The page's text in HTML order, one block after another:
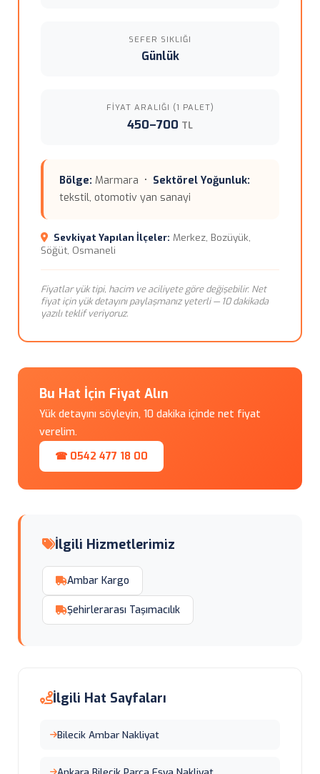
SEFER SIKLIĞI
Günlük
FIYAT ARALIĞI (1 PALET)
450–700 TL
Bölge: Marmara • Sektörel Yoğunluk:
tekstil, otomotiv yan sanayi
Sevkiyat Yapılan İlçeler: Merkez, Bozüyük,
Söğüt, Osmaneli
Fiyatlar yük tipi, hacim ve aciliyete göre değişebilir. Net
fiyat için yük detayını paylaşmanız yeterli — 10 dakikada
yazılı teklif veriyoruz.
Bu Hat İçin Fiyat Alın
Yük detayını söyleyin, 10 dakika içinde net fiyat
verelim.
☎ 0542 477 18 00
İlgili Hizmetlerimiz
Ambar Kargo
Şehirlerarası Taşımacılık
İlgili Hat Sayfaları
Bilecik Ambar Nakliyat